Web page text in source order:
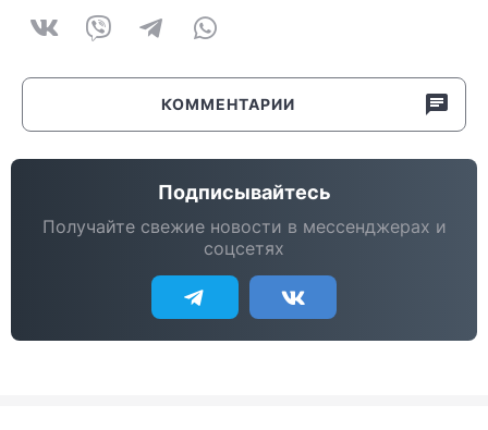
КОММЕНТАРИИ
Подписывайтесь
Получайте свежие новости в мессенджерах и
соцсетях